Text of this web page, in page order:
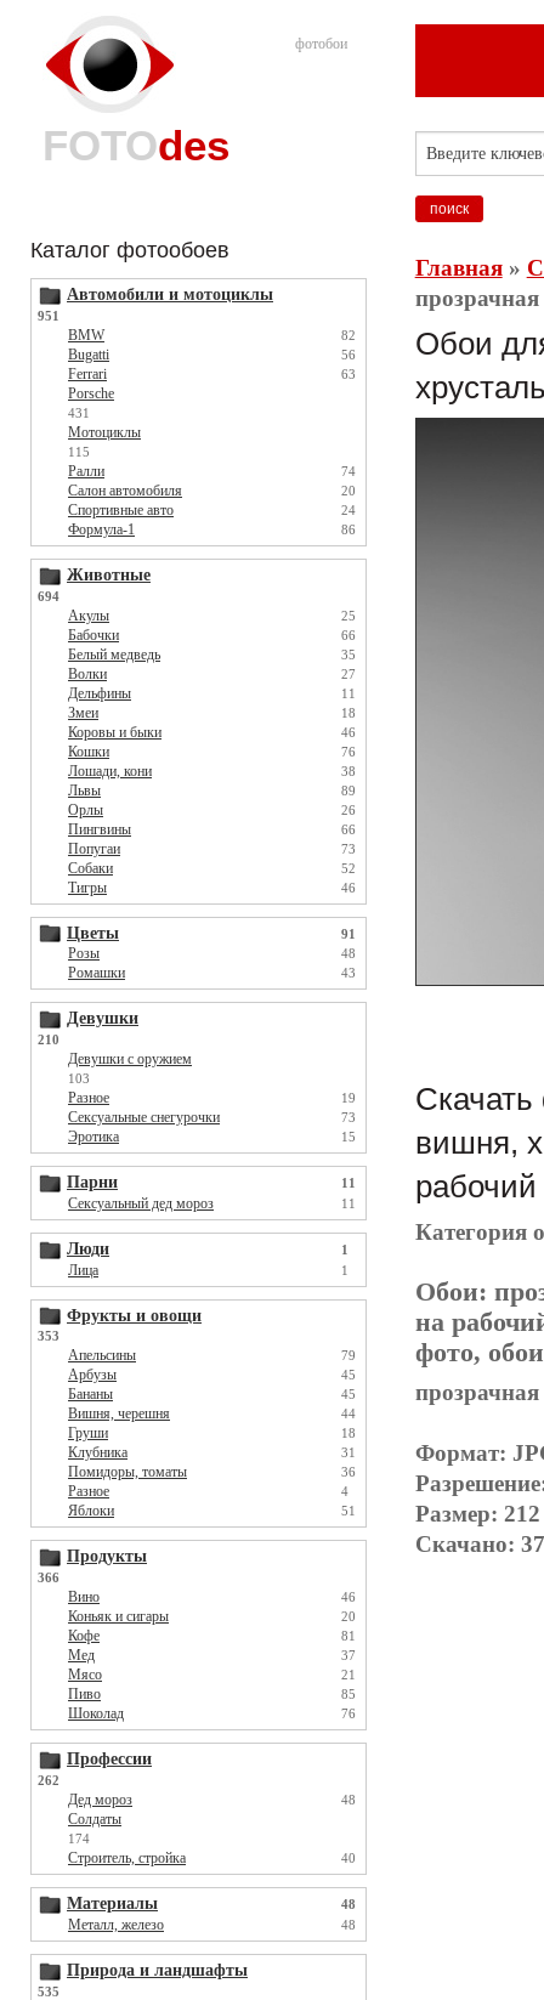
фотобои
FOTOdes
Каталог фотообоев
Автомобили и мотоциклы
951
BMW 82
Bugatti 56
Ferrari 63
Porsche
431
Мотоциклы
115
Ралли 74
Салон автомобиля 20
Спортивные авто 24
Формула-1 86
Животные
694
Акулы 25
Бабочки 66
Белый медведь 35
Волки 27
Дельфины 11
Змеи 18
Коровы и быки 46
Кошки 76
Лошади, кони 38
Львы 89
Орлы 26
Пингвины 66
Попугаи 73
Собаки 52
Тигры 46
Цветы 91
Розы 48
Ромашки 43
Девушки
210
Девушки с оружием
103
Разное 19
Сексуальные снегурочки 73
Эротика 15
Парни 11
Сексуальный дед мороз 11
Люди 1
Лица 1
Фрукты и овощи
353
Апельсины 79
Арбузы 45
Бананы 45
Вишня, черешня 44
Груши 18
Клубника 31
Помидоры, томаты 36
Разное 4
Яблоки 51
Продукты
366
Вино 46
Коньяк и сигары 20
Кофе 81
Мед 37
Мясо 21
Пиво 85
Шоколад 76
Профессии
262
Дед мороз 48
Солдаты
174
Строитель, стройка 40
Материалы 48
Металл, железо 48
Природа и ландшафты
535
Главная»
Обои
Скачать
вишня,
рабочий
Категория
Обои:
на
фото,
Формат:
Размер:
Скачано: